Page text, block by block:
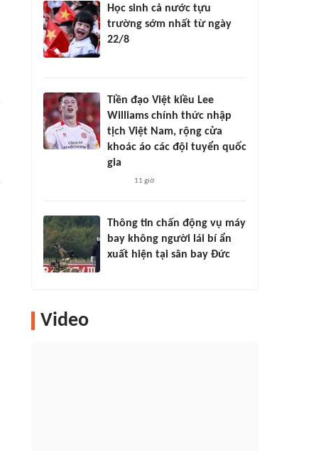
Học sinh cả nước tựu
trường sớm nhất từ ngày
22/8
Tiền đạo Việt kiều Lee
Williams chính thức nhập
tịch Việt Nam, rộng cửa
khoác áo các đội tuyển quốc
gia
11 giờ
Thông tin chấn động vụ máy
bay không người lái bí ẩn
xuất hiện tại sân bay Đức
Video